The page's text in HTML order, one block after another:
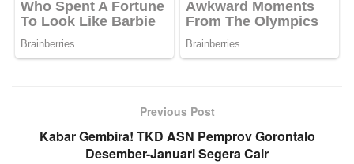
Previous Post
Kabar Gembira! TKD ASN Pemprov Gorontalo
Desember-Januari Segera Cair